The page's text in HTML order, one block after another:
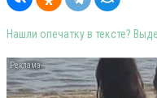
Нашли опечатку в тексте?